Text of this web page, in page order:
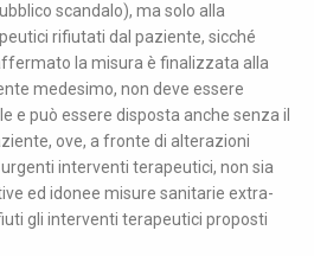
scandalo), ma solo alla
rifiutati dal paziente, sicché
la misura è finalizzata alla
medesimo, non deve essere
e può essere disposta anche senza il
ove, a fronte di alterazioni
interventi terapeutici, non sia
ed idonee misure sanitarie extra-
gli interventi terapeutici proposti